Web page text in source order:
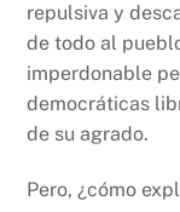
repulsiva y
de todo al
imperdonable
democráticas
de su agrado.
Pero, ¿cómo